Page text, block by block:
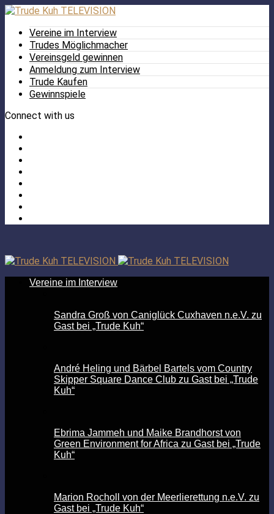
Vereine im Interview
Trudes Möglichmacher
Vereinsgeld gewinnen
Anmeldung zum Interview
Trude Kaufen
Gewinnspiele
Connect with us
Vereine im Interview
Sandra Groß von Caniglück Cuxhaven n.e.V. zu
Gast bei „Trude Kuh“
André Heling und Bärbel Bartels vom Country
Skipper Square Dance Club zu Gast bei „Trude
Kuh“
Ebrima Jammeh und Maike Brandhorst von
Green Environment for Africa zu Gast bei „Trude
Kuh“
Marion Rocholl von der Meerlierettung n.e.V. zu
Gast bei „Trude Kuh“